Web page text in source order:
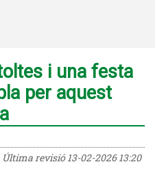
i una festa
per aquest
Última revisió13-02-2026 13:20